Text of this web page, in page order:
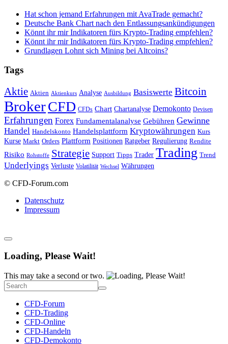
Hat schon jemand Erfahrungen mit AvaTrade gemacht?
Deutsche Bank Chart nach den Entlassungsankündigungen
Könnt ihr mir Indikatoren fürs Krypto-Trading empfehlen?
Könnt ihr mir Indikatoren fürs Krypto-Trading empfehlen?
Grundlagen Lohnt sich Mining bei Altcoins?
Tags
Aktie Aktien Aktienkurs Analyse Ausbildung Basiswerte Bitcoin
BrokerCFD CFDs Chart Chartanalyse Demokonto Devisen
Erfahrungen Forex Fundamentalanalyse Gebühren Gewinne
Handel Handelskonto Handelsplattform Kryptowährungen Kurs
Kurse Markt Orders Plattform Positionen Ratgeber Regulierung Rendite
Risiko Rohstoffe Strategie Support Tipps Trader Trading Trend
Underlyings Verluste Volatilität Wechsel Währungen
© CFD-Forum.com
Datenschutz
Impressum
Loading, Please Wait!
This may take a second or two.
CFD-Forum
CFD-Trading
CFD-Online
CFD-Handeln
CFD-Demokonto